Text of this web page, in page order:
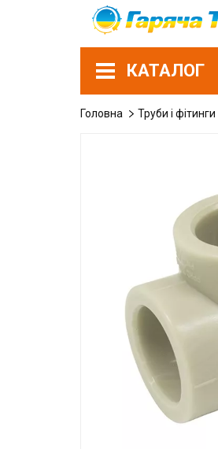
КАТАЛОГ
Головна Труби і фітинги